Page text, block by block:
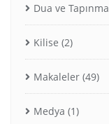
Dua ve Tapınma
Kilise (2)
Makaleler (49)
Medya (1)